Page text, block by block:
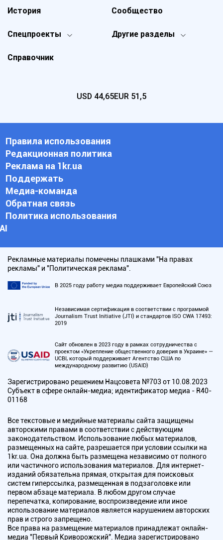
Спецпроекты Другие разделы
История
Справочник
Сообщество
USD 44,65EUR 51,5
Правила использования
Редакционная политика
Реклама на 1kr.ua
Поддержать
Медиа-команда
Обратная связь
Политика использования
АI
Рекламные материалы помечены плашками "На правах
рекламы" и "Политическая реклама".
В 2025 году работу медиа поддерживает Европейский Союз
Независимая сертификация в соответствии с программой
Journalism Trust Initiative (JTI) и стандартов ISO CWA 17493:
2019
Сайт обновлен в 2023 году в рамках сотрудничества с
проектом «Укрепление общественного доверия в Украине» —
UCBI, который поддерживает Агентство США по
международному развитию (USAID)
Зарегистрировано решением Нацсовета №703 от 10.08.2023
Субъект в сфере онлайн-медиа; идентификатор медиа - R40-
01168
Все текстовые и медийные материалы сайта защищены
авторскими правами в соответствии с действующим
законодательством. Использование любых материалов,
размещенных на сайте, разрешается при условии ссылки на
1kr.ua. Она должна быть размещена независимо от полного
или частичного использования материалов. Для интернет-
изданий обязательна прямая, открытая для поисковых
систем гиперссылка, размещенная в подзаголовке или
первом абзаце материала. В любом другом случае
перепечатка, копирование, воспроизведение или иное
использование материалов является нарушением авторских
прав и строго запрещено.
Все права на размещение материалов принадлежат онлайн-
медиа "Первый Криворожский". Медиа зарегистрировано